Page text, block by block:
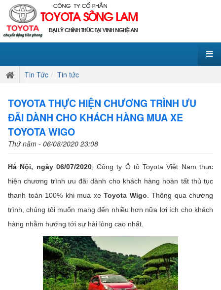
Tin Tức Tin tức
TOYOTA THỰC HIỆN CHƯƠNG TRÌNH ƯU
ĐÃI DÀNH CHO KHÁCH HÀNG MUA XE
TOYOTA WIGO
Thứ năm - 06/08/2020 23:08
Hà Nội, ngày 06/07/2020, Công ty Ô tô Toyota Việt Nam thực
hiện chương trình ưu đãi dành cho khách hàng hoàn tất thủ tục
thanh toán 100% khi mua xe Toyota Wigo . Thông qua chương
trình, chúng tôi muốn mang đến nhiều hơn nữa lợi ích cho khách
hàng nhằm hướng tới sự hài lòng cao nhất.